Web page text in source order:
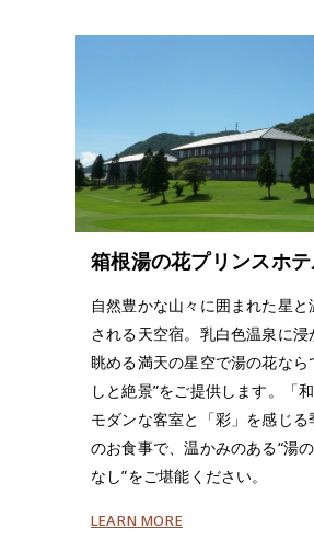
箱根湯の花プリンスホ
自然豊かな山々に囲まれた星と
される天空宿。乳白色温泉に浸
眺める満天の星空で湯の花なら
しと絶景”をご提供します。「
モダンな客室と「彩」を感じる
のお食事で、温かみのある“湯
なし”をご堪能ください。
LEARN MORE